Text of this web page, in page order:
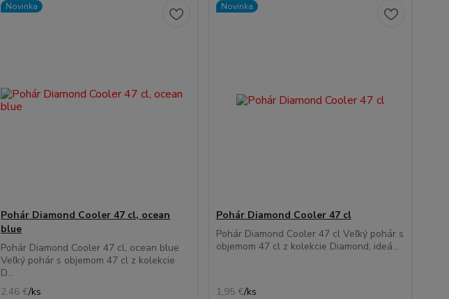
Novinka
Pohár Diamond Cooler 47 cl, ocean
blue
Pohár Diamond Cooler 47 cl, ocean blue
Veľký pohár s objemom 47 cl z kolekcie
D...
2,46 €/ks
Novinka
Pohár Diamond Cooler 47 cl
Pohár Diamond Cooler 47 cl Veľký pohár s
objemom 47 cl z kolekcie Diamond, ideá...
1,95 €/ks